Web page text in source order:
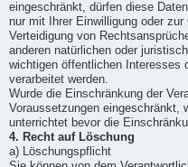
eingeschränkt, dürfen diese
nur mit Ihrer Einwilligung oder
Verteidigung von
anderen natürlichen oder
wichtigen öffentlichen Interesses
verarbeitet werden.
Wurde die Einschränkung der
Voraussetzungen eingeschränkt,
unterrichtet bevor die
4. Recht auf Löschung
a) Löschungspflicht